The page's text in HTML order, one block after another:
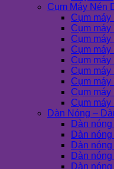
Cụm Máy Nén
Cụm máy
Cụm
Cụm
Cụm máy
Cụm
Cụm
Cụm máy
Cụm
Cụm
Dàn Nóng –
Dàn
Dàn
Dàn
Dàn
Dàn